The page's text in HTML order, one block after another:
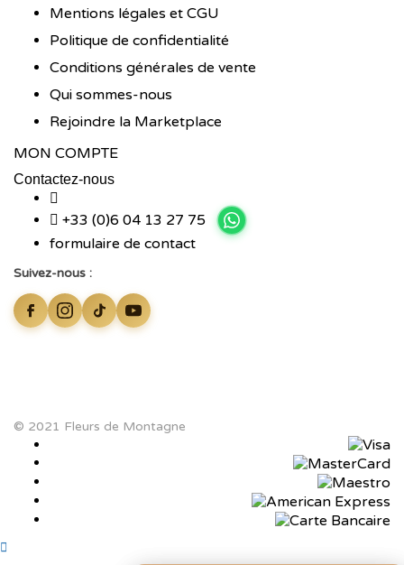
Mentions légales et CGU
Politique de confidentialité
Conditions générales de vente
Qui sommes-nous
Rejoindre la Marketplace
MON COMPTE
Contactez-nous
+33 (0)6 04 13 27 75
formulaire de contact
Suivez-nous :
© 2021 Fleurs de Montagne